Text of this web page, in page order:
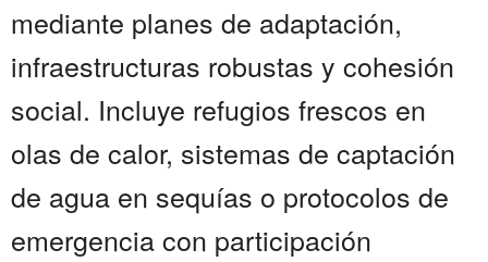
mediante planes de adaptación,
infraestructuras robustas y cohesión
social. Incluye refugios frescos en
olas de calor, sistemas de captación
de agua en sequías o protocolos de
emergencia con participación